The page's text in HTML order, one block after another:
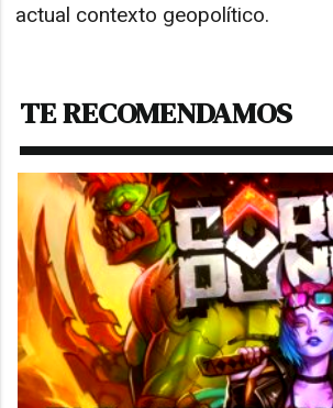
actual contexto geopolítico.
TE RECOMENDAMOS